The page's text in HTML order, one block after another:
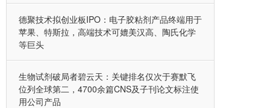
德聚技术拟创业板IPO：电子胶粘剂产品终端用于
苹果、特斯拉，高端技术可媲美汉高、陶氏化学
等巨头
生物试剂破局者碧云天：关键排名仅次于赛默飞
位列全球第二，4700余篇CNS及子刊论文标注使
用公司产品